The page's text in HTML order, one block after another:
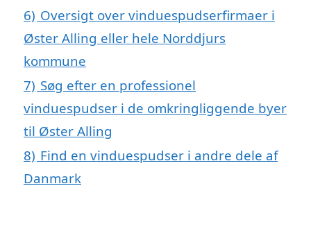
6) Oversigt over vinduespudserfirmaer i
Øster Alling eller hele Norddjurs
kommune
7) Søg efter en professionel
vinduespudser i de omkringliggende byer
til Øster Alling
8) Find en vinduespudser i andre dele af
Danmark